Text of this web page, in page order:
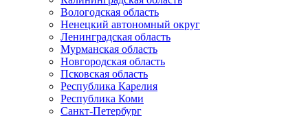
Вологодская область
Ненецкий автономный округ
Ленинградская область
Мурманская область
Новгородская область
Псковская область
Республика Карелия
Республика Коми
Санкт-Петербург